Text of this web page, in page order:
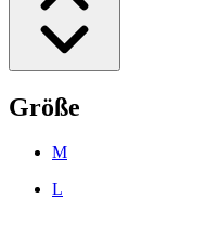
Größe
M
L